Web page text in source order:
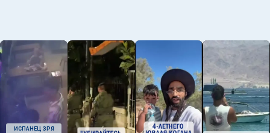
ИСПАНЕЦ ЗРЯ